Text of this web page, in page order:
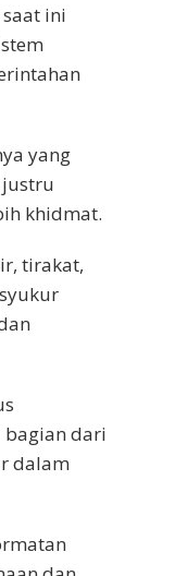
ini
yang
khidmat.
tirakat,
bagian dari
dalam